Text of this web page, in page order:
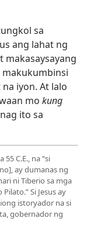
sa
ang lahat ng
makasaysayang
makukumbinsi
iyon. At lalo
mo kung
ito sa
C.E., na “si
ay dumanas ng
ni Tiberio sa mga
Si Jesus ay
istoryador na si
gobernador ng